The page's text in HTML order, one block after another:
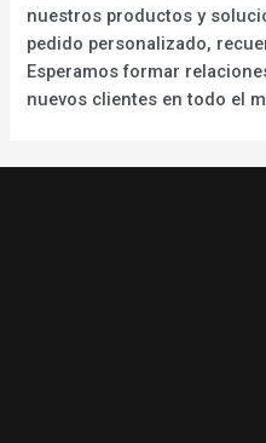
nuestros productos y
pedido personalizado,
Esperamos formar
nuevos clientes en todo el